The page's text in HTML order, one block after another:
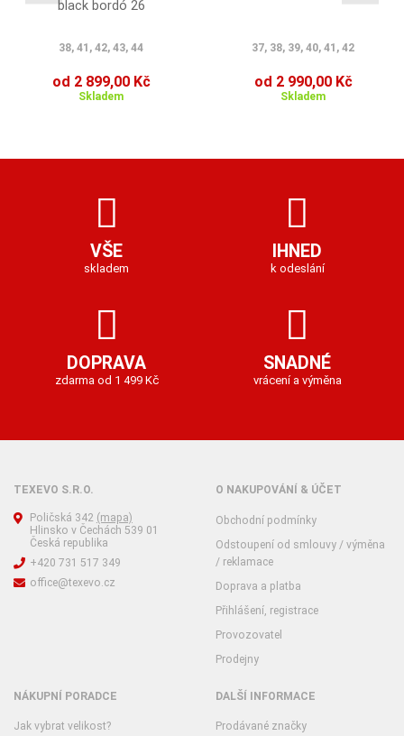
black bordó 26
38, 41, 42, 43, 44
od 2 899,00 Kč
Skladem
37, 38, 39, 40, 41, 42
od 2 990,00 Kč
Skladem
VŠE
skladem
IHNED
k odeslání
DOPRAVA
zdarma od 1 499 Kč
SNADNÉ
vrácení a výměna
TEXEVO S.R.O.
Poličská 342 (mapa)
Hlinsko v Čechách 539 01
Česká republika
+420 731 517 349
office@texevo.cz
O NAKUPOVÁNÍ & ÚČET
Obchodní podmínky
Odstoupení od smlouvy / výměna
/ reklamace
Doprava a platba
Přihlášení, registrace
Provozovatel
Prodejny
NÁKUPNÍ PORADCE
Jak vybrat velikost?
DALŠÍ INFORMACE
Prodávané značky